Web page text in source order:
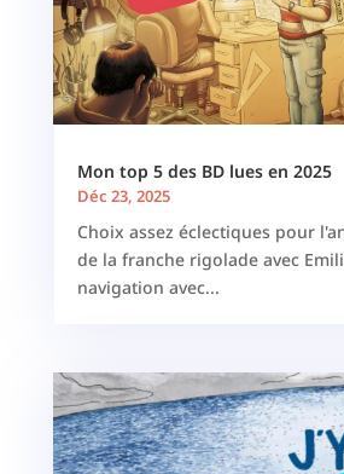
Mon top 5 des BD lues en 2025
Déc 23, 2025
Choix assez éclectiques pour
de la franche rigolade avec
navigation avec...